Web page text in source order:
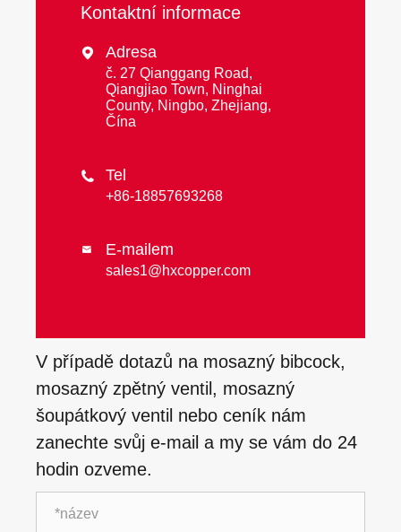
Kontaktní informace
 Adresa
č. 27 Qianggang Road,
Qiangjiao Town, Ninghai
County, Ningbo, Zhejiang,
Čína
 Tel
+86-18857693268
 E-mailem
sales1@hxcopper.com
V případě dotazů na mosazný bibcock,
mosazný zpětný ventil, mosazný
šoupátkový ventil nebo ceník nám
zanechte svůj e-mail a my se vám do 24
hodin ozveme.